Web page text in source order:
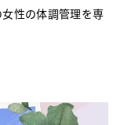
性の体調管理を専